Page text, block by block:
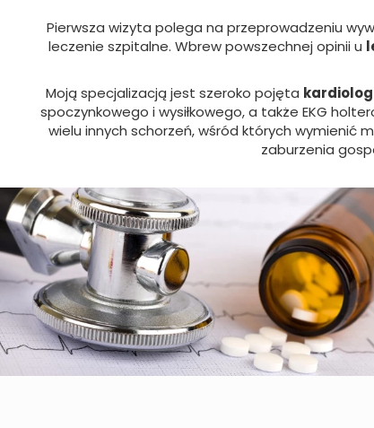
Pierwsza wizyta polega na przeprowadzeniu
leczenie szpitalne. Wbrew powszechnej opinii u
Moją specjalizacją jest szeroko pojęta
spoczynkowego i wysiłkowego, a także EKG
wielu innych schorzeń, wśród których wymienić
zaburzenia